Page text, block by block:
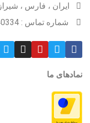
ایران ، فارس ، شیراز
شماره تماس : 09058040334
نمادهای ما